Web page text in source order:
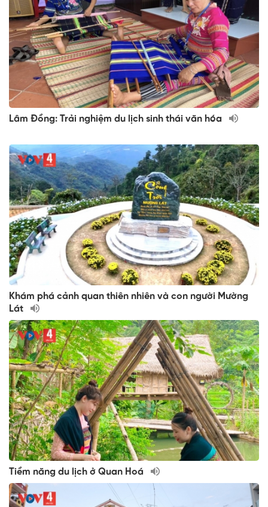
Lâm Đồng: Trải nghiệm du lịch sinh thái văn hóa
Khám phá cảnh quan thiên nhiên và con người Mường
Lát
Tiềm năng du lịch ở Quan Hoá